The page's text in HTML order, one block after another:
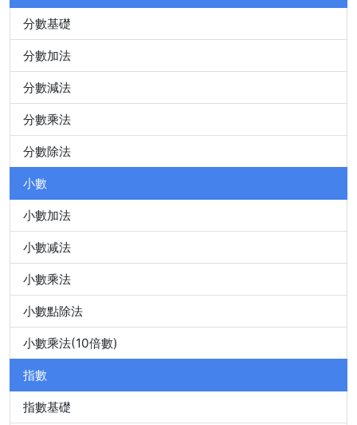
分數基礎
分數加法
分數減法
分數乘法
分數除法
小數
小數加法
小數减法
小數乘法
小數點除法
小數乘法(10倍數)
指數
指數基礎